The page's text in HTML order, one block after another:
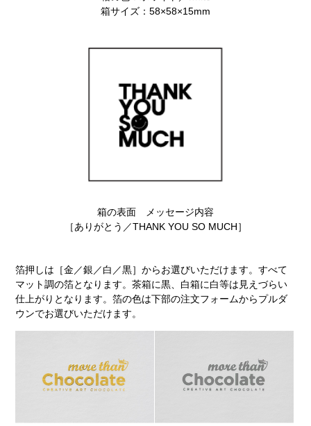
箱サイズ：58×58×15mm
箱の表面 メッセージ内容
［ありがとう／THANK YOU SO MUCH］
箔押しは［金／銀／白／黒］からお選びいただけます。すべて
マット調の箔となります。茶箱に黒、白箱に白等は見えづらい
仕上がりとなります。箔の色は下部の注文フォームからプルダ
ウンでお選びいただけます。